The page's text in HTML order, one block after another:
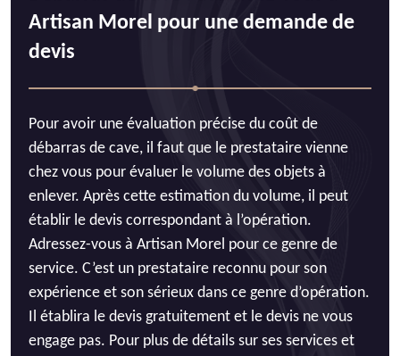
Artisan Morel pour une demande de
devis
Pour avoir une évaluation précise du coût de
débarras de cave, il faut que le prestataire vienne
chez vous pour évaluer le volume des objets à
enlever. Après cette estimation du volume, il peut
établir le devis correspondant à l’opération.
Adressez-vous à Artisan Morel pour ce genre de
service. C’est un prestataire reconnu pour son
expérience et son sérieux dans ce genre d’opération.
Il établira le devis gratuitement et le devis ne vous
engage pas. Pour plus de détails sur ses services et